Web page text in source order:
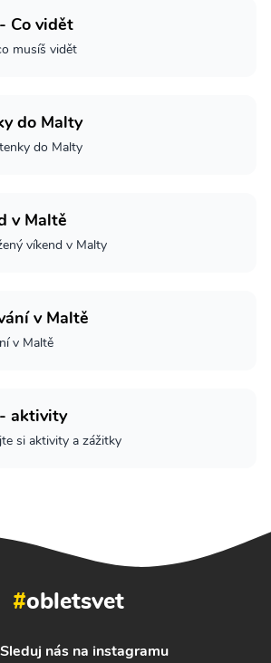
Co vidět
musíš vidět
do Malty
do Malty
v Maltě
víkend v Malty
v Maltě
v Maltě
aktivity
si aktivity a zážitky
#obletsvet
Sleduj nás na instagramu